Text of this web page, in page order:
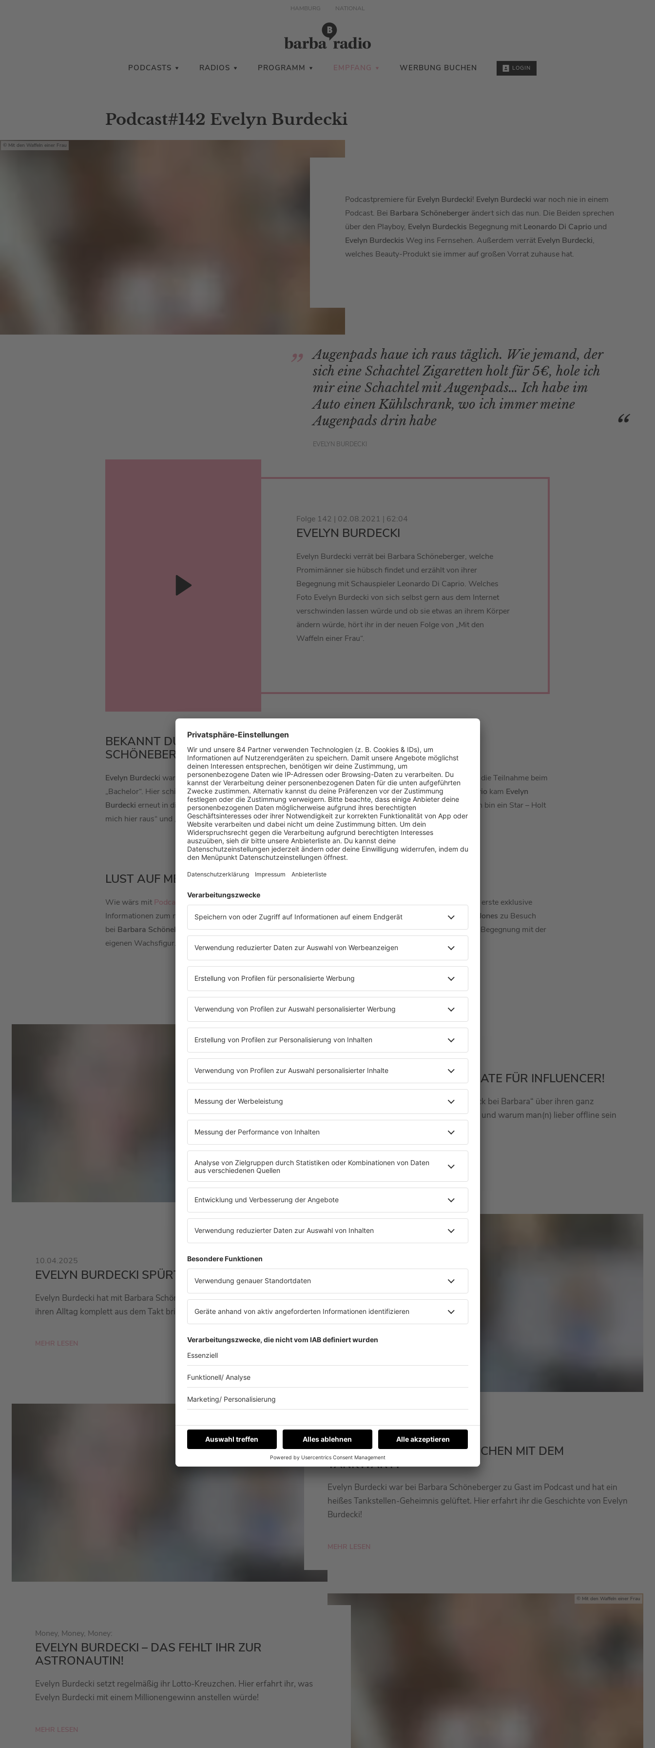
HAMBURG NATIONAL
PODCASTS RADIOS PROGRAMM EMPFANG WERBUNG BUCHEN LOGIN
Podcast#142 Evelyn Burdecki
Mit den Waffeln einer Frau
Podcastpremiere für Evelyn Burdecki! Evelyn Burdecki war noch nie in einem
Podcast. Bei Barbara Schöneberger ändert sich das nun. Die Beiden sprechen
über den Playboy, Evelyn Burdeckis Begegnung mit Leonardo Di Caprio und
Evelyn Burdeckis Weg ins Fernsehen. Außerdem verrät Evelyn Burdecki,
welches Beauty-Produkt sie immer auf großen Vorrat zuhause hat.
Augenpads haue ich raus täglich. Wie jemand, der
sich eine Schachtel Zigaretten holt für 5€, hole ich
mir eine Schachtel mit Augenpads… Ich habe im
Auto einen Kühlschrank, wo ich immer meine
Augenpads drin habe
EVELYN BURDECKI
Folge 142 | 02.08.2021 | 62:04
EVELYN BURDECKI
Evelyn Burdecki verrät bei Barbara Schöneberger, welche
Promimänner sie hübsch findet und erzählt von ihrer
Begegnung mit Schauspieler Leonardo Di Caprio. Welches
Foto Evelyn Burdecki von sich selbst gern aus dem Internet
verschwinden lassen würde und ob sie etwas an ihrem Körper
ändern würde, hört ihr in der neuen Folge von „Mit den
Waffeln einer Frau“.
BEKANNT DURCH REALITY-TV: EVELYN BURDECKI BEI BARBARA
SCHÖNEBERGER!
Evelyn Burdecki war erstmals im Fernsehen 2014 bei der Dating-Show „Take me Out“ zu sehen. 2017 folgte die Teilnahme beim
„Bachelor“. Hier schied sie allerdings schon in der ersten Folge aus. Nach einem Treffen mitLeonardo di Caprio kam Evelyn
Burdecki erneut in die Schlagzeilen.Evelyn Burdeckiwar außerdem Kandidatin bei „Bachelor in Paradise“, „Ich bin ein Star – Holt
mich hier raus“ und „Let’s Dance“. 2020 war sie außerdem Jury-Mitglied bei „Das Supertalent“.
LUST AUF MEHR TOLLE GESPRÄCHE?
Wie wärs mit Podcast#137mitSonja Zietlow?ModeratorinSonja Zietlowverrät beiBarbara Schöneberger erste exklusive
Informationen zum nächsten Dschungelcamp. OderPodcast#128mitOlivia Jones? Wenn Dragqueen Olivia Jones zu Besuch
bei Barbara Schönebergerist wird es bunt!Barbara SchönebergerundOlivia Jonessprechen über ihre erste Begegnung mit der
eigenen Wachsfigur.
News zu Evelyn Burdecki
EVELYN BURDECKI – KEIN DATE FÜR INFLUENCER!
Evelyn Burdecki hat im Podcast „Frühstück bei Barbara“ über ihren ganz
persönlichen Dating-Radar gesprochen – und warum man(n) lieber offline sein
MEHR LESEN
10.04.2025
EVELYN BURDECKI SPÜRT JEDE MINUTE!
Evelyn Burdecki hat mit Barbara Schöneberger gefrühstückt und verraten, was
ihren Alltag komplett aus dem Takt bringt. Hier erfahrt ihr es!
MEHR LESEN
11.10.2024
EVELYN BURDECKI - KNUTSCHEN MIT DEM
TANKWART?
Evelyn Burdecki war bei Barbara Schöneberger zu Gast im Podcast und hat ein
heißes Tankstellen-Geheimnis gelüftet. Hier erfahrt ihr die Geschichte von Evelyn
Burdecki!
MEHR LESEN
Mit den Waffeln einer Frau
Money, Money, Money:
EVELYN BURDECKI – DAS FEHLT IHR ZUR
ASTRONAUTIN!
Evelyn Burdecki setzt regelmäßig ihr Lotto-Kreuzchen. Hier erfahrt ihr, was
Evelyn Burdecki mit einem Millionengewinn anstellen würde!
MEHR LESEN